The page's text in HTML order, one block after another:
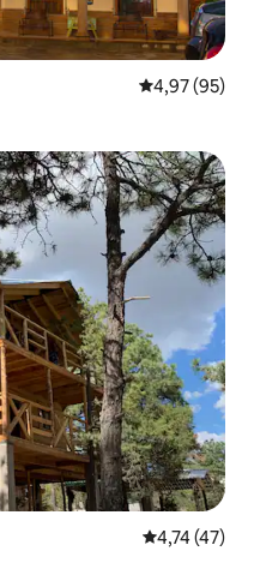
Średnia
4,97 (95)
Średnia
4,74 (47)